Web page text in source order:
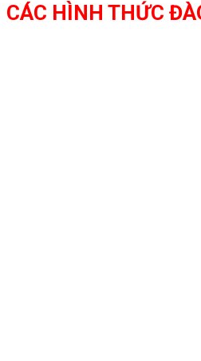
CÁC HÌNH THỨC